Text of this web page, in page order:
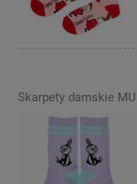
Skarpety damskie